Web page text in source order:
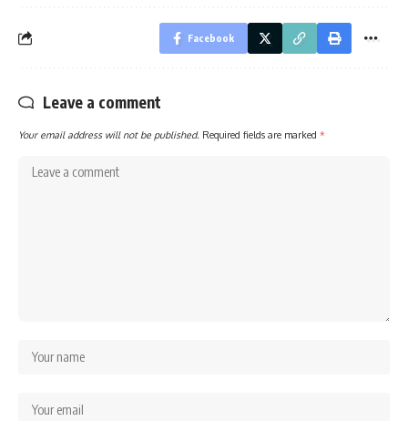
Facebook
Leave a comment
Your email address will not be published. Required fields are marked *